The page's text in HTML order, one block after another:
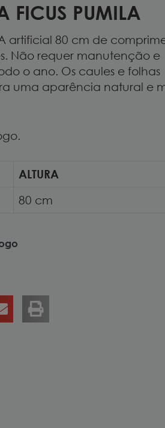
FICUS PUMILA
artificial 80 cm de
Não requer manutenção e
o ano. Os caules e folhas
uma aparência natural e
ALTURA
80 cm